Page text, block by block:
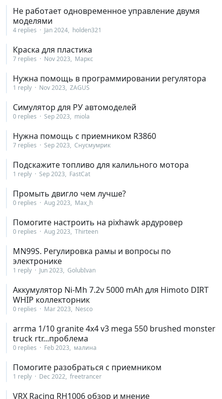
Не работает одновременное управление двумя
моделями
4 replies Jan 2024 holden321
Краска для пластика
7 replies Nov 2023 Маркс
Нужна помощь в программировании регулятора
1 reply Nov 2023 ZAGUS
Симулятор для РУ автомоделей
0 replies Sep 2023 miola
Нужна помощь с приемником R3860
7 replies Sep 2023 Снусмумрик
Подскажите топливо для калильного мотора
1 reply Sep 2023 FastCat
Промыть двигло чем лучше?
0 replies Aug 2023 Max_h
Помогите настроить на pixhawk ардуровер
0 replies Aug 2023 Thirteen
MN99S. Регулировка рамы и вопросы по
электронике
1 reply Jun 2023 GolubIvan
Аккумулятор Ni-Mh 7.2v 5000 mAh для Himoto DIRT
WHIP коллекторник
0 replies Mar 2023 Nesco
arrma 1/10 granite 4x4 v3 mega 550 brushed monster
truck rtr...проблема
0 replies Feb 2023 малина
Помогите разобраться с приемником
1 reply Dec 2022 freetrancer
VRX Racing RH1006 обзор и мнение